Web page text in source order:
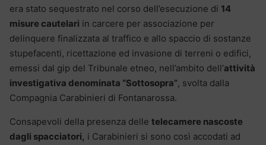
era stato sequestrato nel corso dell’esecuzione di 14
misure cautelari in carcere per associazione per
delinquere finalizzata al traffico e allo spaccio di sostanze
stupefacenti, ricettazione ed invasione di terreni o edifici,
emessi dal gip del Tribunale etneo, nell’ambito dell’attività
investigativa denominata “Sottosopra”, svolta dalla
Compagnia Carabinieri di Fontanarossa.
Consapevoli della presenza delle telecamere nascoste
dagli spacciatori, i Carabinieri si sono così accodati ad